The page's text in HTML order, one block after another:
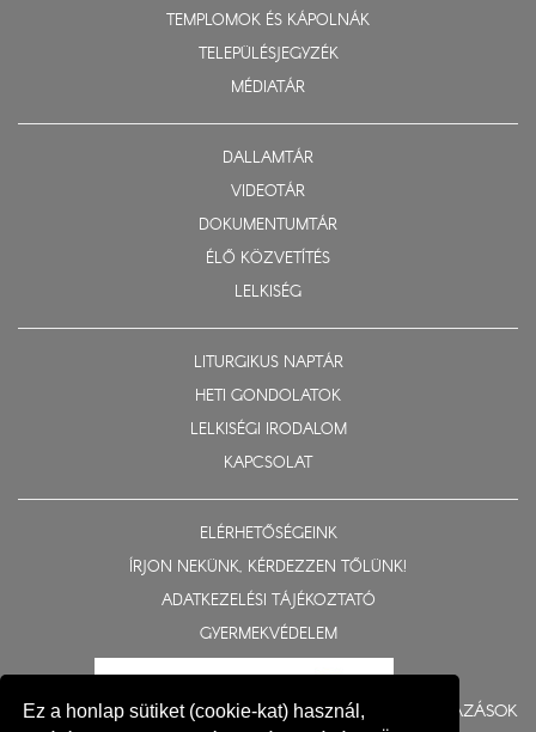
Ez a honlap sütiket (cookie-kat) használ,
TEMPLOMOK ÉS KÁPOLNÁK
TELEPÜLÉSJEGYZÉK
MÉDIATÁR
DALLAMTÁR
VIDEOTÁR
DOKUMENTUMTÁR
ÉLŐ KÖZVETÍTÉS
LELKISÉG
LITURGIKUS NAPTÁR
HETI GONDOLATOK
LELKISÉGI IRODALOM
KAPCSOLAT
ELÉRHETŐSÉGEINK
ÍRJON NEKÜNK, KÉRDEZZEN TŐLÜNK!
ADATKEZELÉSI TÁJÉKOZTATÓ
GYERMEKVÉDELEM
BERUHÁZÁSOK